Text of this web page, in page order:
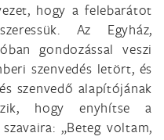
hogy a felebarátot
Az Egyház,
gondozással veszi
szenvedés letört, és
szenvedő alapítójának
hogy enyhítse a
„Beteg voltam,